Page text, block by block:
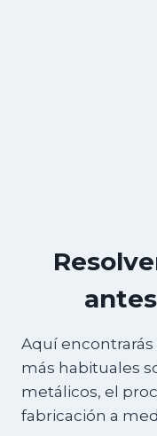
Aquí
más habituales
metálicos, el
fabricación a